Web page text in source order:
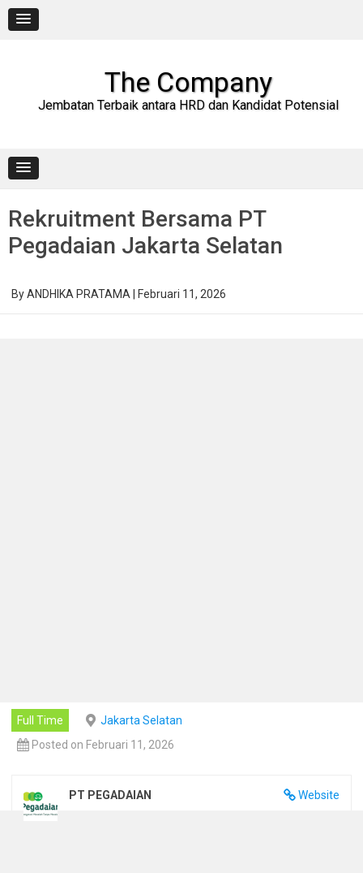
content
The Company
Jembatan Terbaik antara HRD dan Kandidat Potensial
Rekruitment Bersama PT
Pegadaian Jakarta Selatan
ByANDHIKA PRATAMA Februari 11, 2026
Full Time
Jakarta Selatan
Posted on Februari 11, 2026
Website
PT PEGADAIAN